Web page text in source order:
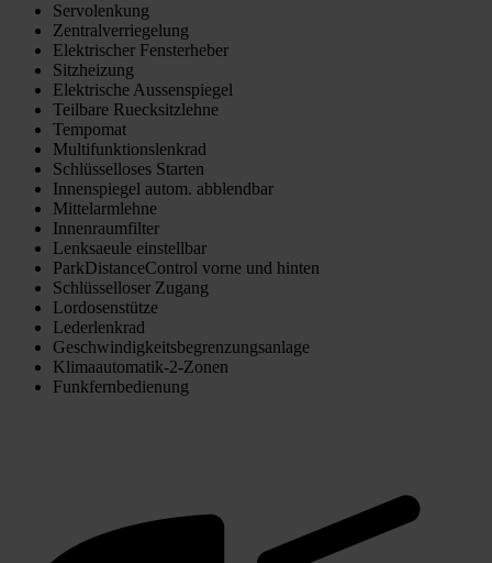
Servolenkung
Zentralverriegelung
Elektrischer Fensterheber
Sitzheizung
Elektrische Aussenspiegel
Teilbare Ruecksitzlehne
Tempomat
Multifunktionslenkrad
Schlüsselloses Starten
Innenspiegel autom. abblendbar
Mittelarmlehne
Innenraumfilter
Lenksaeule einstellbar
ParkDistanceControl vorne und hinten
Schlüsselloser Zugang
Lordosenstütze
Lederlenkrad
Geschwindigkeitsbegrenzungsanlage
Klimaautomatik-2-Zonen
Funkfernbedienung